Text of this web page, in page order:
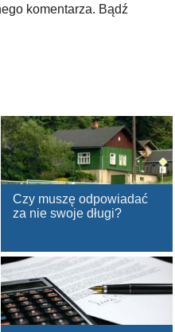
komentarza. Bądź
Czy muszę odpowiadać
za nie swoje długi?